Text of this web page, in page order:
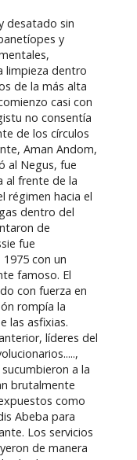
desatado sin
y
limpieza dentro
de la más alta
casi con
no consentía
de los círculos
Aman Andom,
al Negus, fue
al frente de la
régimen hacia el
dentro del
de
fue
con un
famoso. El
con fuerza en
rompía la
las asfixias.
líderes del
a la
brutalmente
como
Abeba para
Los servicios
de manera